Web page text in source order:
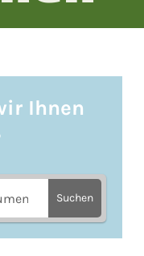
Ihnen
Suchen